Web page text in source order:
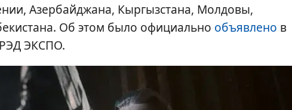
Азербайджана, Кыргызстана, Молдовы,
Об этом было официально объявлено в
ЭКСПО.